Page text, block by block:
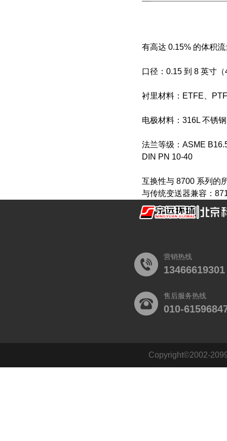
有高达 0.15% 的体积
口径：0.15 到 8 英寸
衬里材料：ETFE、
电极材料：316L 不锈
法兰等级：ASME
DIN PN 10-40
互换性与 8700 系列的
与传统变送器兼容：
营销热线
13466619301
售后服务热线
010-
Copyright©2002-